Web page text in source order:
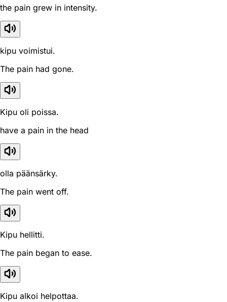
the pain grew in intensity.
kipu voimistui.
The pain had gone.
Kipu oli poissa.
have a pain in the head
olla päänsärky.
The pain went off.
Kipu hellitti.
The pain began to ease.
Kipu alkoi helpottaa.